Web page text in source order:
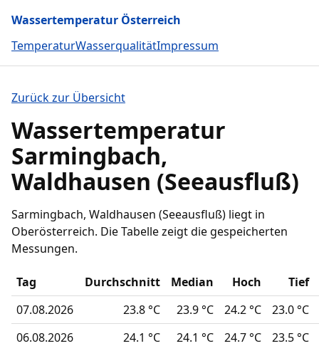
Wassertemperatur Österreich
TemperaturWasserqualitätImpressum
Zurück zur Übersicht
Wassertemperatur
Sarmingbach,
Waldhausen (Seeausfluß)
Sarmingbach, Waldhausen (Seeausfluß) liegt in
Oberösterreich. Die Tabelle zeigt die gespeicherten
Messungen.
Tag Durchschnitt Median Hoch
Tief
07.08.2026
23.8 °C 23.9 °C 24.2 °C
23.0 °C
06.08.2026
24.1 °C 24.1 °C 24.7 °C
23.5 °C